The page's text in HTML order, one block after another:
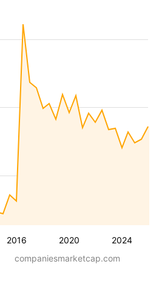
2016 2020 2024
companiesmarketcap.com